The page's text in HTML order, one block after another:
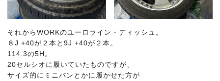
それからWORKのユーロライン・ディッシュ。
８J +40が２本と9J +40が２本。
114.3の5H。
20セルシオに履いていたものですが、
サイズ的にミニバンとかに履かせた方が